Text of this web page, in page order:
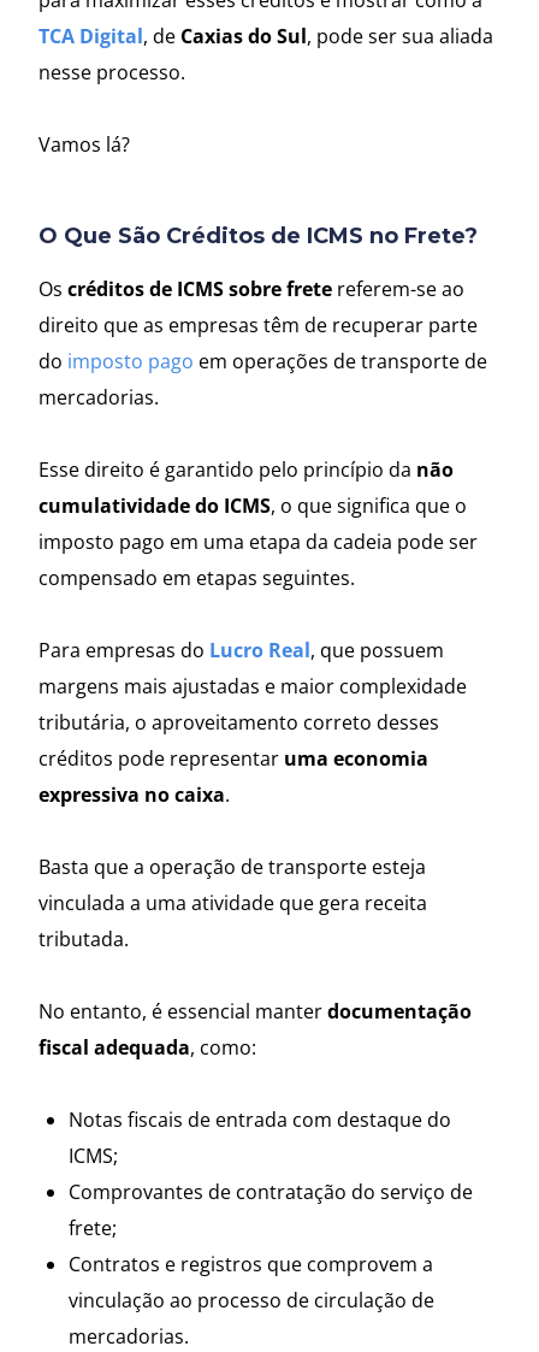
TCA Digital, de Caxias do Sul, pode ser sua aliada
nesse processo.
Vamos lá?
O Que São Créditos de ICMS no Frete?
Os créditos de ICMS sobre frete referem-se ao
direito que as empresas têm de recuperar parte
do imposto pago em operações de transporte de
mercadorias.
Esse direito é garantido pelo princípio da não
cumulatividade do ICMS, o que significa que o
imposto pago em uma etapa da cadeia pode ser
compensado em etapas seguintes.
Para empresas do Lucro Real, que possuem
margens mais ajustadas e maior complexidade
tributária, o aproveitamento correto desses
créditos pode representar uma economia
expressiva no caixa.
Basta que a operação de transporte esteja
vinculada a uma atividade que gera receita
tributada.
No entanto, é essencial manterdocumentação
fiscal adequada, como:
Notas fiscais de entrada com destaque do
ICMS;
Comprovantes de contratação do serviço de
frete;
Contratos e registros que comprovem a
vinculação ao processo de circulação de
mercadorias.